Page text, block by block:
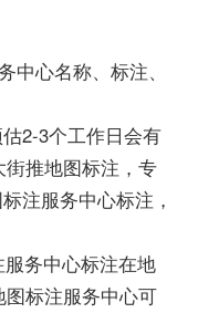
中心名称、标注、
2-3个工作日会有
推地图标注，专
注服务中心标注，
务中心标注在地
标注服务中心可